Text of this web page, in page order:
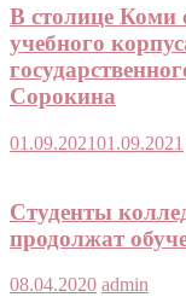
В столице Коми
учебного
Сорокина
01.09.202101.09.2021
Студенты
продолжат
08.04.2020 admin